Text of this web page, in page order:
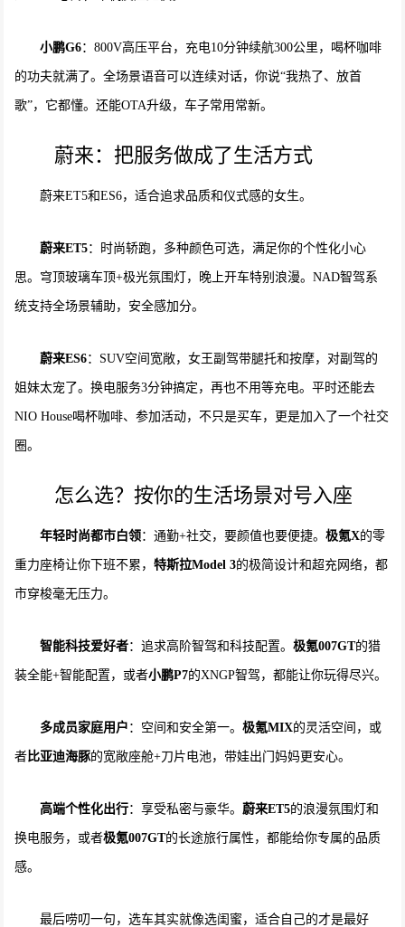
小鹏G6：800V高压平台，充电10分钟续航300公里，喝杯咖啡
的功夫就满了。全场景语音可以连续对话，你说“我热了、放首
歌”，它都懂。还能OTA升级，车子常用常新。
蔚来：把服务做成了生活方式
蔚来ET5和ES6，适合追求品质和仪式感的女生。
蔚来ET5：时尚轿跑，多种颜色可选，满足你的个性化小心
思。穹顶玻璃车顶+极光氛围灯，晚上开车特别浪漫。NAD智驾系
统支持全场景辅助，安全感加分。
蔚来ES6：SUV空间宽敞，女王副驾带腿托和按摩，对副驾的
姐妹太宠了。换电服务3分钟搞定，再也不用等充电。平时还能去
NIO House喝杯咖啡、参加活动，不只是买车，更是加入了一个社交
圈。
怎么选？按你的生活场景对号入座
年轻时尚都市白领：通勤+社交，要颜值也要便捷。极氪X的零
重力座椅让你下班不累，特斯拉Model 3的极简设计和超充网络，都
市穿梭毫无压力。
智能科技爱好者：追求高阶智驾和科技配置。极氪007GT的猎
装全能+智能配置，或者小鹏P7的XNGP智驾，都能让你玩得尽兴。
多成员家庭用户 ：空间和安全第一。极氪MIX的灵活空间，或
者 比亚迪海豚的宽敞座舱+刀片电池，带娃出门妈妈更安心。
高端个性化出行：享受私密与豪华。 蔚来ET5的浪漫氛围灯和
换电服务，或者极氪007GT的长途旅行属性，都能给你专属的品质
感。
最后唠叨一句，选车其实就像选闺蜜，适合自己的才是最好